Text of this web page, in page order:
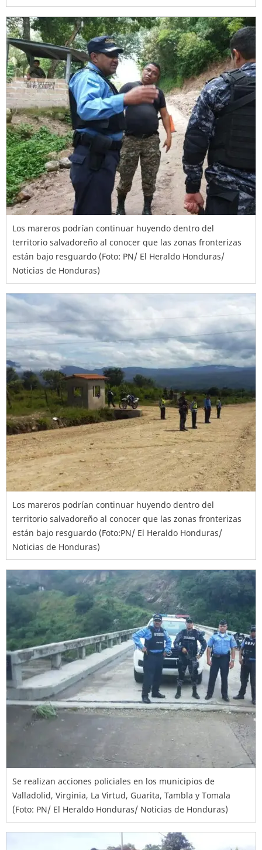
Los mareros podrían continuar huyendo dentro del
territorio salvadoreño al conocer que las zonas fronterizas
están bajo resguardo (Foto: PN/ El Heraldo Honduras/
Noticias de Honduras)
Los mareros podrían continuar huyendo dentro del
territorio salvadoreño al conocer que las zonas fronterizas
están bajo resguardo (Foto:PN/ El Heraldo Honduras/
Noticias de Honduras)
Se realizan acciones policiales en los municipios de
Valladolid, Virginia, La Virtud, Guarita, Tambla y Tomala
(Foto: PN/ El Heraldo Honduras/ Noticias de Honduras)